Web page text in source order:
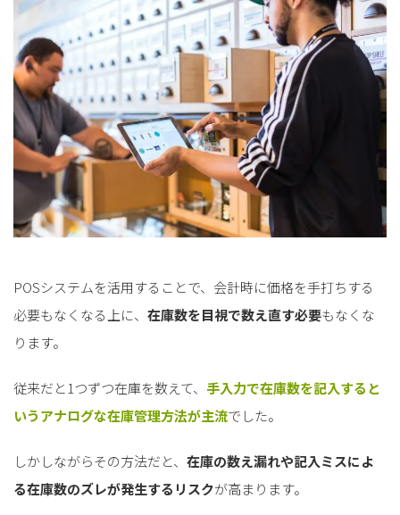
POSシステムを活用することで、会計時に価格を手打ちする
必要もなくなる上に、 在庫数を目視で数え直す必要もなくな
ります。
従来だと1つずつ在庫を数えて、 手入力で在庫数を記入すると
いうアナログな在庫管理方法が主流でした。
しかしながらその方法だと、 在庫の数え漏れや記入ミスによ
る在庫数のズレが発生するリスクが高まります。